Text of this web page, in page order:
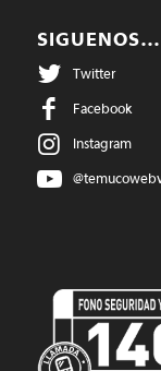
SIGUENOS…
Twitter
Facebook
Instagram